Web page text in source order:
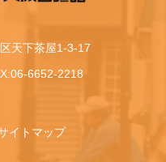
天下茶屋1-3-17
6652-2218
イトマップ